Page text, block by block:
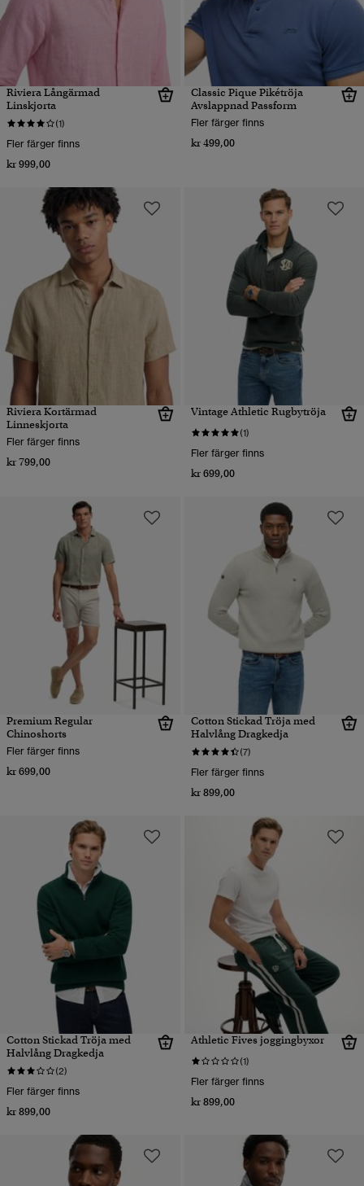
Riviera Långärmad
Linskjorta
(1)
Fler färger finns
kr 999,00
Classic Pique Pikétröja
Avslappnad Passform
Fler färger finns
kr 499,00
Riviera Kortärmad
Linneskjorta
Fler färger finns
kr 799,00
Vintage Athletic Rugbytröja
(1)
Fler färger finns
kr 699,00
Premium Regular
Chinoshorts
Fler färger finns
kr 699,00
Cotton Stickad Tröja med
Halvlång Dragkedja
(7)
Fler färger finns
kr 899,00
Cotton Stickad Tröja med
Halvlång Dragkedja
(2)
Fler färger finns
kr 899,00
Athletic Fives joggingbyxor
(1)
Fler färger finns
kr 899,00